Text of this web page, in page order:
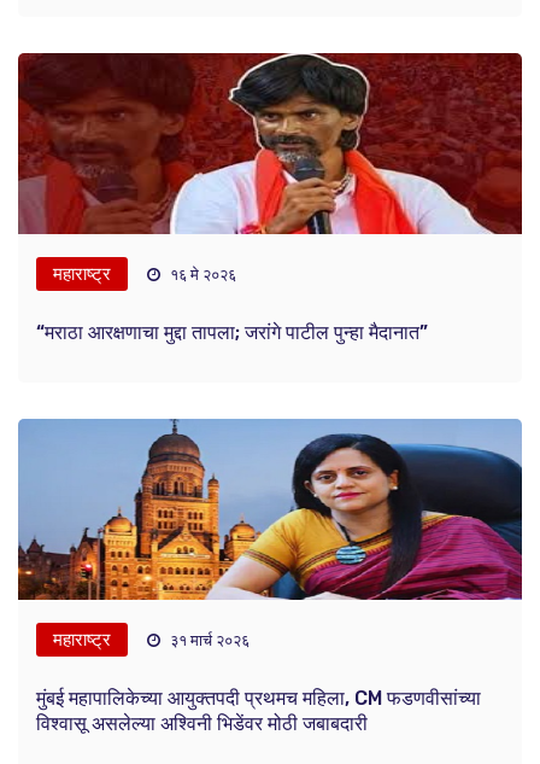
महाराष्ट्र १६ मे २०२६
“मराठा आरक्षणाचा मुद्दा तापला; जरांगे पाटील पुन्हा मैदानात”
महाराष्ट्र ३१ मार्च २०२६
मुंबई महापालिकेच्या आयुक्तपदी प्रथमच महिला, CM फडणवीसांच्या
विश्वासू असलेल्या अश्विनी भिडेंवर मोठी जबाबदारी